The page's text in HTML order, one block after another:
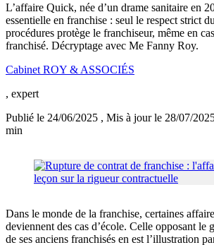
L’affaire Quick, née d’un drame sanitaire en
essentielle en franchise : seul le respect strict
procédures protège le franchiseur, même en
franchisé. Décryptage avec Me Fanny Roy.
Cabinet ROY & ASSOCIÉS
, expert
Publié le 24/06/2025 , Mis à jour le 28/07/
min
Dans le monde de la franchise, certaines
deviennent des cas d’école. Celle opposant le
de ses anciens franchisés en est l’illustration